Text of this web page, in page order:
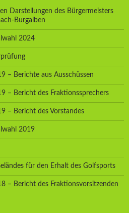
Darstellungen des Bürgermeisters
Burgalben
2024
– Berichte aus Ausschüssen
– Bericht des Fraktionssprechers
– Bericht des Vorstandes
2019
für den Erhalt des Golfsports
– Bericht des Fraktionsvorsitzenden